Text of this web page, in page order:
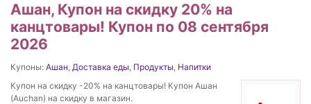
Ашан, Купон на скидку 20% на
канцтовары! Купон по 08 сентября
2026
Купоны: Ашан, Доставка еды, Продукты, Напитки
Купон на скидку -20% на канцтовары! Купон Ашан
(Auchan) на скидку в магазин.